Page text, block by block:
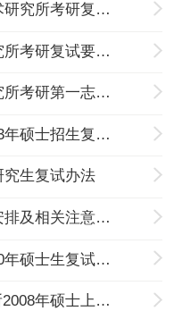
2019年中国科学院新疆理化技术研究所考研复试信息
2018年中科院新疆理化技术研究所考研复试要求安排及相关有关原则、要求和流程（第一批）
2016年中科院新疆理化技术研究所考研第一志愿复试名单
中科院新疆理化技术研究所2013年硕士招生复试名单
究生复试办法
中科院新疆理化所2013年复试安排及相关注意事项
中科院新疆理化技术研究所2010年硕士生复试安排
中国科学院新疆理化技术研究所2008年硕士上线人数、复试划线情况